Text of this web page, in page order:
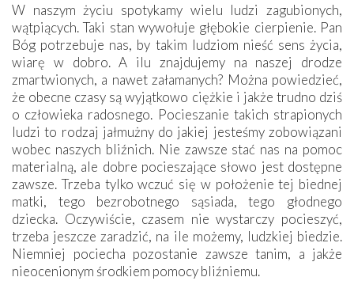
W naszym życiu spotykamy wielu ludzi zagubionych,
wątpiących. Taki stan wywołuje głębokie cierpienie. Pan
Bóg potrzebuje nas, by takim ludziom nieść sens życia,
wiarę w dobro. A ilu znajdujemy na naszej drodze
zmartwionych, a nawet załamanych? Można powiedzieć,
że obecne czasy są wyjątkowo ciężkie i jakże trudno dziś
o człowieka radosnego. Pocieszanie takich strapionych
ludzi to rodzaj jałmużny do jakiej jesteśmy zobowiązani
wobec naszych bliźnich. Nie zawsze stać nas na pomoc
materialną, ale dobre pocieszające słowo jest dostępne
zawsze. Trzeba tylko wczuć się w położenie tej biednej
matki, tego bezrobotnego sąsiada, tego głodnego
dziecka. Oczywiście, czasem nie wystarczy pocieszyć,
trzeba jeszcze zaradzić, na ile możemy, ludzkiej biedzie.
Niemniej pociecha pozostanie zawsze tanim, a jakże
nieocenionym środkiem pomocy bliźniemu.